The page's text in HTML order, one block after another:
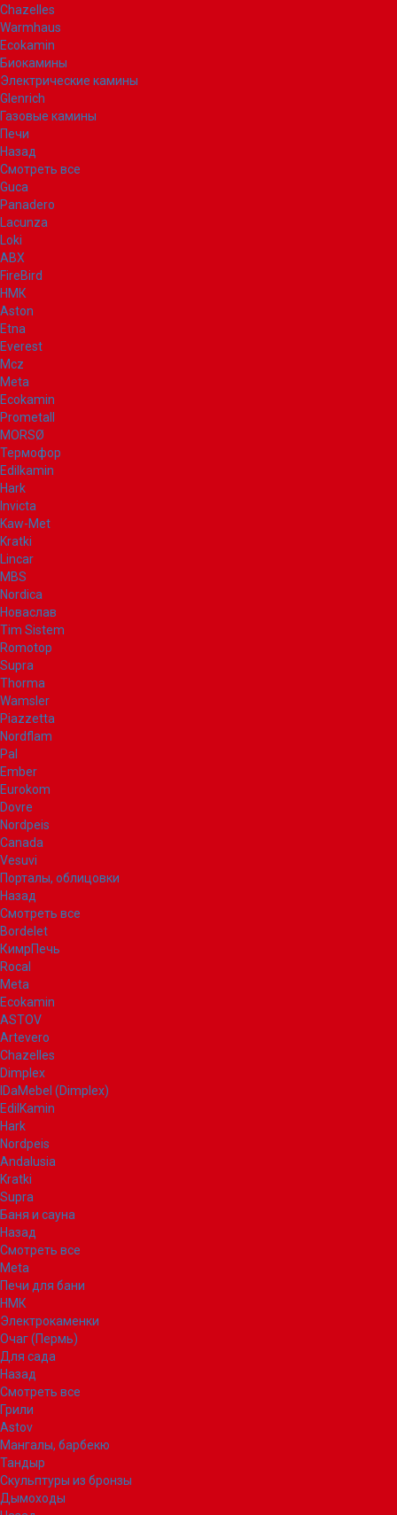
Chazelles
Warmhaus
Ecokamin
Биокамины
Электрические камины
Glenrich
Газовые камины
Печи
Назад
Смотреть все
Guca
Panadero
Lacunza
Loki
ABX
FireBird
НМК
Aston
Etna
Everest
Mcz
Meta
Ecokamin
Prometall
MORSØ
Термофор
Edilkamin
Hark
Invicta
Kaw-Met
Kratki
Lincar
MBS
Nordica
Новаслав
Tim Sistem
Romotop
Supra
Thorma
Wamsler
Piazzetta
Nordflam
Pal
Ember
Eurokom
Dovre
Nordpeis
Canada
Vesuvi
Порталы, облицовки
Назад
Смотреть все
Bordelet
КимрПечь
Rocal
Meta
Ecokamin
ASTOV
Artevero
Chazelles
Dimplex
IDaMebel (Dimplex)
EdilKamin
Hark
Nordpeis
Andalusia
Kratki
Supra
Баня и сауна
Назад
Смотреть все
Meta
Печи для бани
НМК
Электрокаменки
Очаг (Пермь)
Для сада
Назад
Смотреть все
Грили
Astov
Мангалы, барбекю
Тандыр
Скульптуры из бронзы
Дымоходы